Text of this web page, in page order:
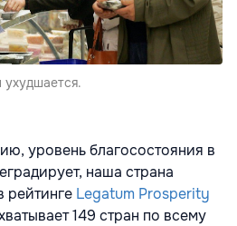
уровень благосостояния в
наша страна
рейтинге Legatum Prosperity
149 стран по всему